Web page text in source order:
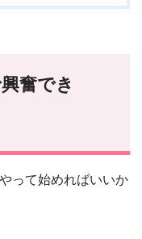
奮でき
って始めればいいか